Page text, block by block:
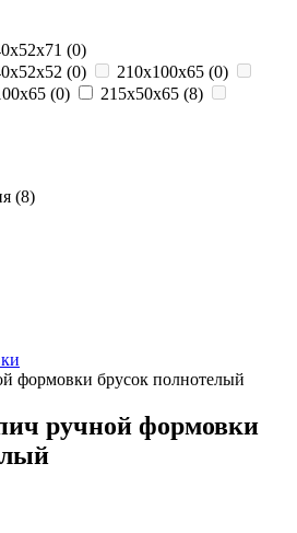
(0)
(0) 210x100x65 (0)
(0) 215x50x65 (8)
(8)
формовки брусок полнотелый
ручной формовки